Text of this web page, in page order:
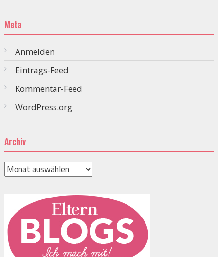
Meta
Anmelden
Eintrags-Feed
Kommentar-Feed
WordPress.org
Archiv
Archiv